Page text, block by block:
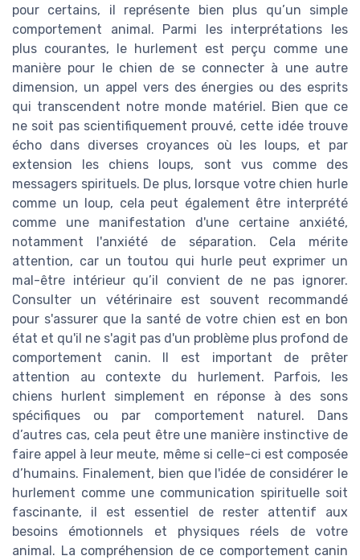
pour certains, il représente bien plus qu’un simple
comportement animal. Parmi les interprétations les
plus courantes, le hurlement est perçu comme une
manière pour le chien de se connecter à une autre
dimension, un appel vers des énergies ou des esprits
qui transcendent notre monde matériel. Bien que ce
ne soit pas scientifiquement prouvé, cette idée trouve
écho dans diverses croyances où les loups, et par
extension les chiens loups, sont vus comme des
messagers spirituels. De plus, lorsque votre chien hurle
comme un loup, cela peut également être interprété
comme une manifestation d'une certaine anxiété,
notamment l'anxiété de séparation. Cela mérite
attention, car un toutou qui hurle peut exprimer un
mal-être intérieur qu’il convient de ne pas ignorer.
Consulter un vétérinaire est souvent recommandé
pour s'assurer que la santé de votre chien est en bon
état et qu'il ne s'agit pas d'un problème plus profond de
comportement canin. Il est important de prêter
attention au contexte du hurlement. Parfois, les
chiens hurlent simplement en réponse à des sons
spécifiques ou par comportement naturel. Dans
d’autres cas, cela peut être une manière instinctive de
faire appel à leur meute, même si celle-ci est composée
d’humains. Finalement, bien que l'idée de considérer le
hurlement comme une communication spirituelle soit
fascinante, il est essentiel de rester attentif aux
besoins émotionnels et physiques réels de votre
animal. La compréhension de ce comportement canin